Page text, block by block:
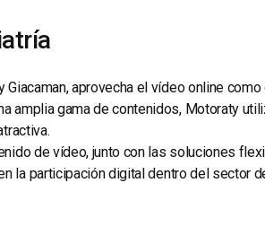
Giacaman, aprovecha el vídeo online
amplia gama de contenidos, Motoraty
de vídeo, junto con las soluciones
la participación digital dentro del sector